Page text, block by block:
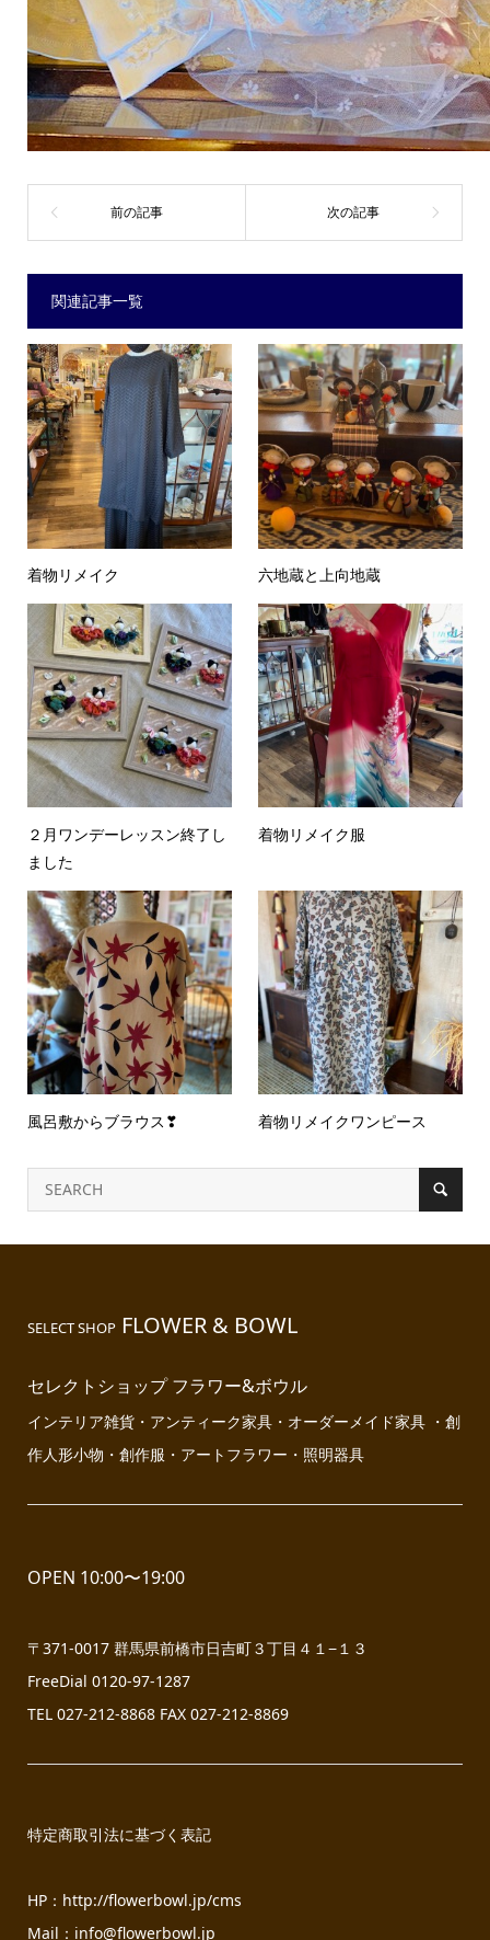
関連記事一覧
着物リメイク 六地蔵と上向地蔵
２月ワンデーレッスン終了し
ました
着物リメイク服
風呂敷からブラウス❣ 着物リメイクワンピース
SELECT SHOP FLOWER & BOWL
セレクトショップ フラワー&ボウル
インテリア雑貨・アンティーク家具・オーダーメイド家具 ・創
作人形小物・創作服・アートフラワー・照明器具
OPEN 10:00〜19:00
〒371-0017 群馬県前橋市日吉町３丁目４１−１３
FreeDial 0120-97-1287
TEL 027-212-8868 FAX 027-212-8869
特定商取引法に基づく表記
HP： http://flowerbowl.jp/cms
Mail：info@flowerbowl.jp